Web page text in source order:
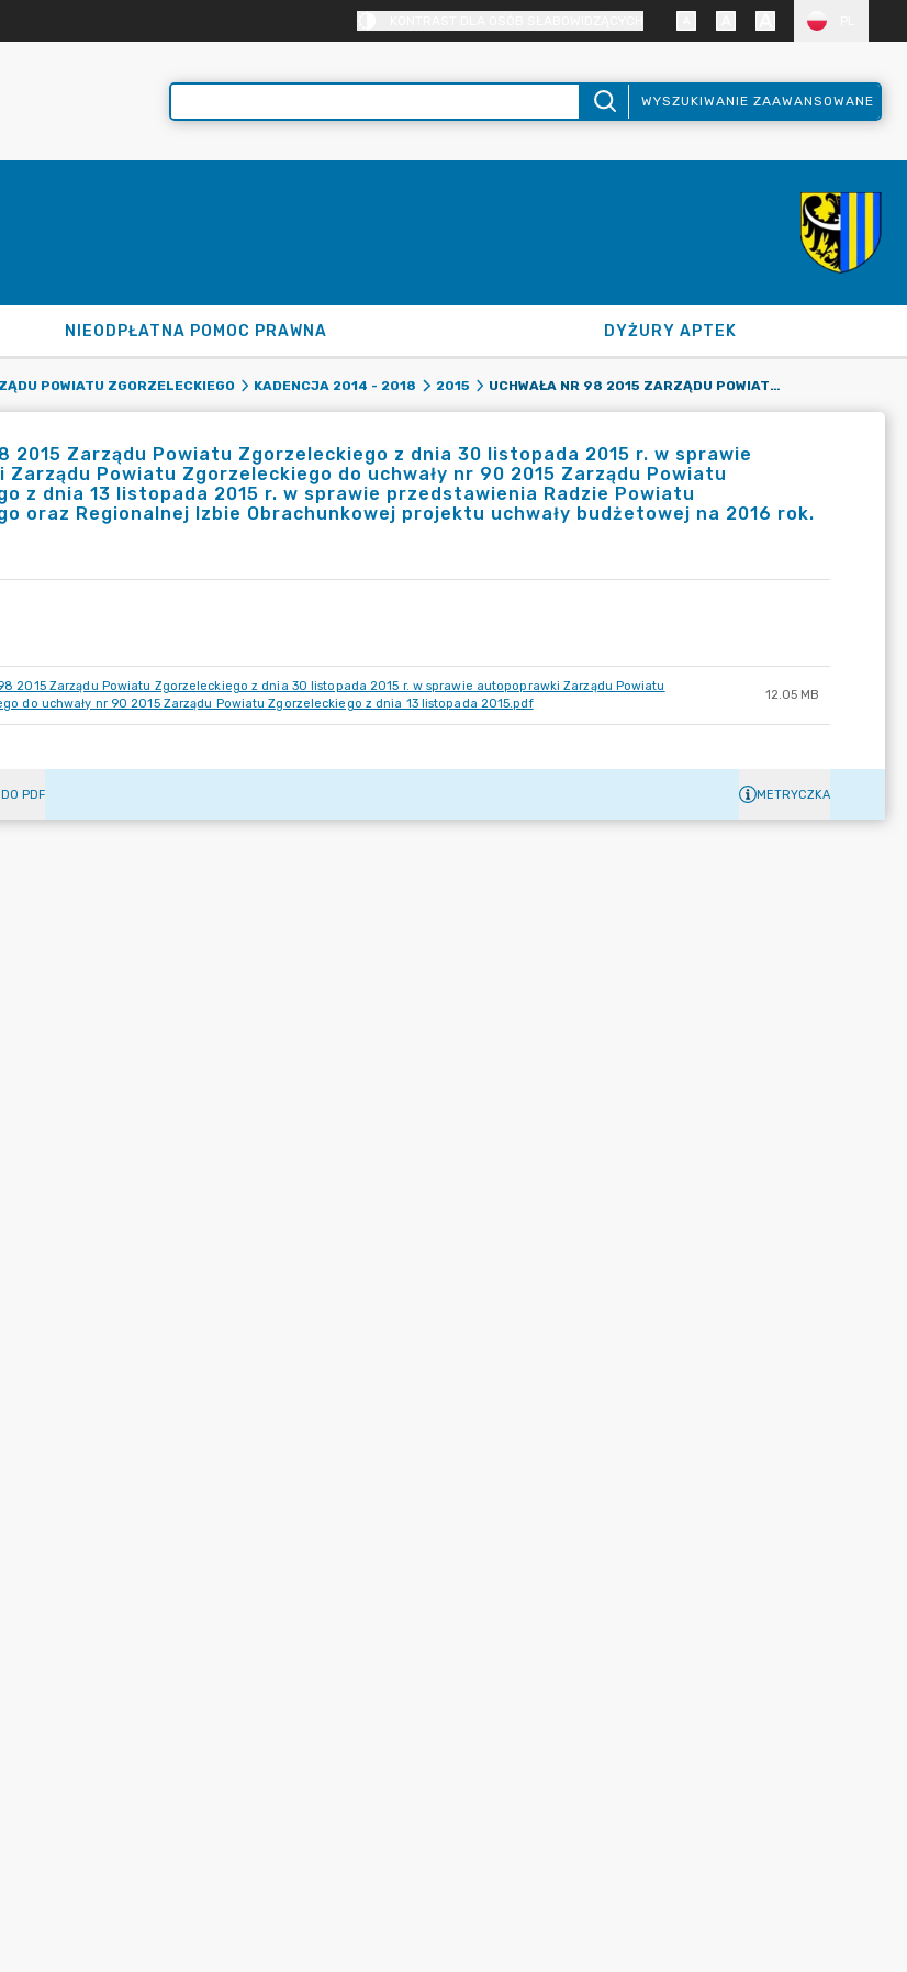
WYSZUKIWANIE ZAAWANSOWANE
NIEODPŁATNA POMOC PRAWNA DYŻURY APTEK
POWIATU ZGORZELECKIEGO KADENCJA 2014 - 2018 2015 UCHWAŁA NR 98 2015 ZARZĄDU POWIATU ZGORZELECKIEGO Z DNIA 30 LISTOPADA 2015 R. W SPRAWIE AUTOPOPRAWKI ZARZĄDU POWIATU ZGORZELECKIEGO DO UCHWAŁY NR 90 2015 ZARZĄDU POWIATU ZGORZELECKIEGO Z DNIA 13 LISTOPADA 2015 R. W SPRAWIE PRZEDSTAWIENIA RADZIE POWIATU ZGORZELECKIEGO ORAZ REGIONALNEJ IZBIE OBRACHUNKOWEJ PROJEKTU UCHWAŁY BUDŻETOWEJ NA 2016 ROK.
2015 Zarządu Powiatu Zgorzeleckiego z dnia 30 listopada 2015 r. w sprawie
Zarządu Powiatu Zgorzeleckiego do uchwały nr 90 2015 Zarządu Powiatu
z dnia 13 listopada 2015 r. w sprawie przedstawienia Radzie Powiatu
oraz Regionalnej Izbie Obrachunkowej projektu uchwały budżetowej na 2016 rok.
2015 Zarządu Powiatu Zgorzeleckiego z dnia 30 listopada 2015 r. w sprawie autopoprawki Zarządu Powiatu
do uchwały nr 90 2015 Zarządu Powiatu Zgorzeleckiego z dnia 13 listopada 2015.pdf
12.05 MB
PDF METRYCZKA